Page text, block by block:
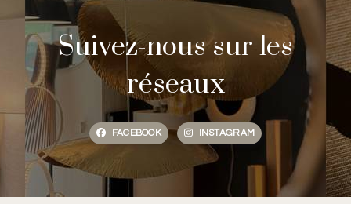
Suivez-nous sur les
réseaux
FACEBOOK INSTAGRAM